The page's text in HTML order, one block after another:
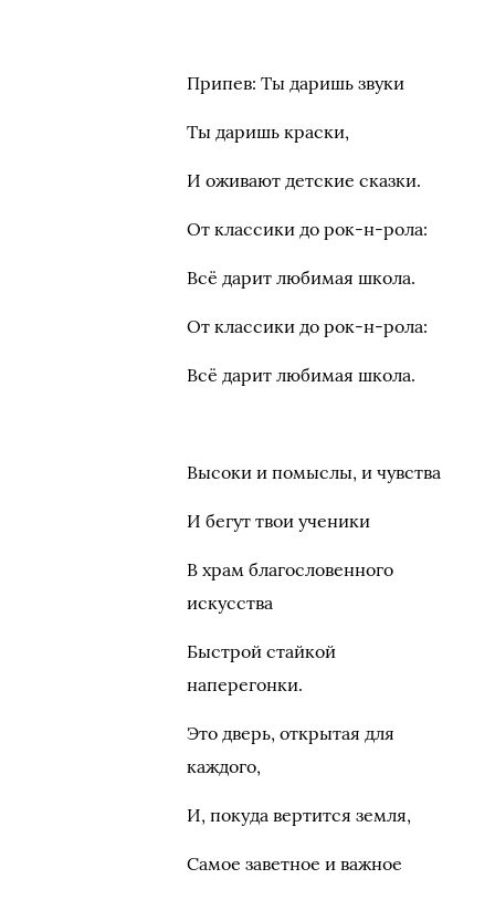
Припев: Ты даришь звуки
Ты даришь краски,
И оживают детские сказки.
От классики до рок-н-рола:
Всё дарит любимая школа.
От классики до рок-н-рола:
Всё дарит любимая школа.
Высоки и помыслы, и чувства
И бегут твои ученики
В храм благословенного
искусства
Быстрой стайкой
наперегонки.
Это дверь, открытая для
каждого,
И, покуда вертится земля,
Самое заветное и важное